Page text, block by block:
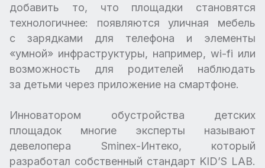
добавить то, что площадки становятся
технологичнее: появляются уличная мебель
с зарядками для телефона и элементы
«умной» инфраструктуры, например, wi-fi или
возможность для родителей наблюдать
за детьми через приложение на смартфоне.
Инноватором обустройства детских
площадок многие эксперты называют
девелопера Sminex-Интеко, который
разработал собственный стандарт KID’S LAB.